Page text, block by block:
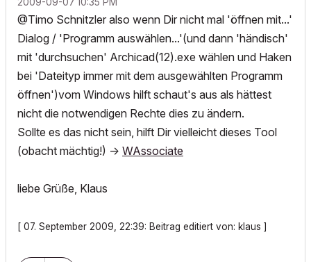
@Timo Schnitzler also wenn Dir nicht mal 'öffnen mit...'
Dialog / 'Programm auswählen...'(und dann 'händisch'
mit 'durchsuchen' Archicad(12).exe wählen und Haken
bei 'Dateityp immer mit dem ausgewählten Programm
öffnen')vom Windows hilft schaut's aus als hättest
nicht die notwendigen Rechte dies zu ändern.
Sollte es das nicht sein, hilft Dir vielleicht dieses Tool
(obacht mächtig!) -> WAssociate
liebe Grüße, Klaus
[ 07. September 2009, 22:39: Beitrag editiert von: klaus ]